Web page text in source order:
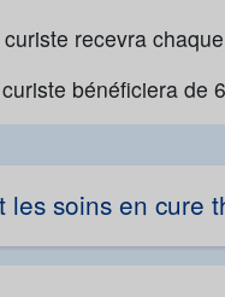
recevra
bénéficiera de
les soins en cure